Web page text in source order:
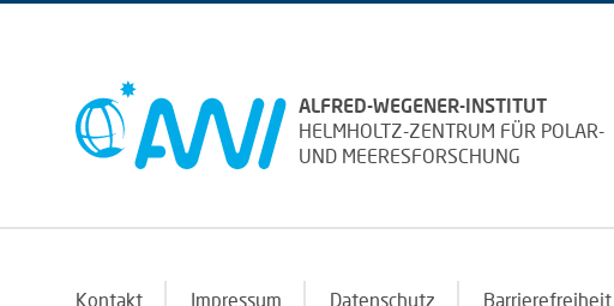
ALFRED-WEGENER-INSTITUT
HELMHOLTZ-ZENTRUM FÜR POLAR-
UND MEERESFORSCHUNG
Kontakt Impressum Datenschutz Barrierefreiheit